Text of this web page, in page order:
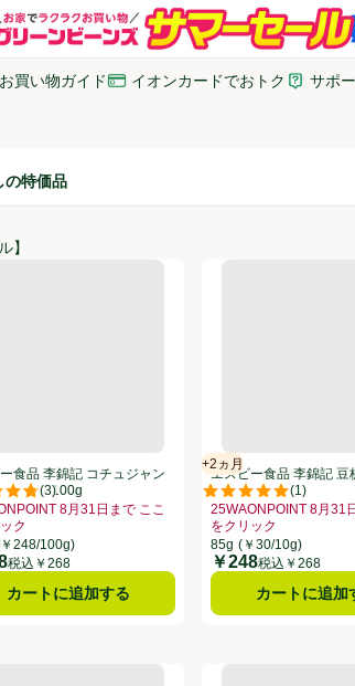
買い物ガイド
ウで開く)
イオンカードでおトク
(新しいウィンドウで開く)
サポ
(新しい
の特価品
】
ー食品 李錦記 コチュジャン(チューブ入り) 100g
消費期限保証：2ヵ月
(3)
件のレビューで5点中4.7点。
食品 李錦記 コチュジャン
ブ入り) 100g
8月31日まで ここ
ク
品名：25WAONPOINT 8月31日まで ここをクリック、
248/100g)
税込￥268
カートに追加する
エスビー食品 李錦
+2ヵ月
賞味・消費期限保
(1 )
評価は1件のレビュ
エスビー食品 李錦記 豆
ブ入り) 85g
25WAONPOINT 8月31日ま
をクリック
お買い得品名：
85g (￥30/10g)
価格
￥248税込￥268
カートに追加
(IGP認証) 250ml
ンテ オーガニックエキストラバージンオリーブ
モランボン韓の食